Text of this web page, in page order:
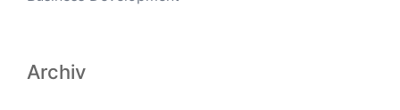
Archiv